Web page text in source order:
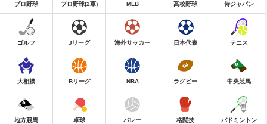
プロ野球 プロ野球(2軍) MLB 高校野球 侍ジャパン
ゴルフ Jリーグ 海外サッカー 日本代表 テニス
大相撲 Bリーグ NBA ラグビー 中央競馬
地方競馬 卓球 バレー 格闘技 バドミントン